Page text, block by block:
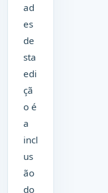
ad
es
de
sta
edi
çã
o é
a
incl
us
ão
do